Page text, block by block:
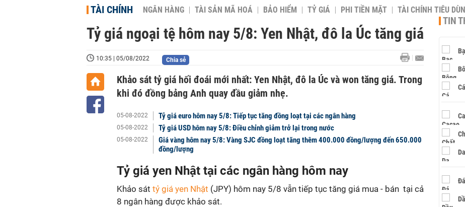
TÀI CHÍNH NGÂN HÀNG TÀI SẢN MÃ HOÁ BẢO HIỂM TỶ GIÁ PHI TIỀN MẶT TÀI CHÍNH TIÊU
Tỷ giá ngoại tệ hôm nay 5/8: Yen Nhật, đô la Úc tăng giá
10:35 | 05/08/2022 Chia sẻ
Khảo sát tỷ giá hối đoái mới nhất: Yen Nhật, đô la Úc và won tăng giá. Trong
khi đó đồng bảng Anh quay đầu giảm nhẹ.
05-08-2022 Tỷ giá euro hôm nay 5/8: Tiếp tục tăng đồng loạt tại các ngân hàng
05-08-2022 Tỷ giá USD hôm nay 5/8: Điều chỉnh giảm trở lại trong nước
05-08-2022
Giá vàng hôm nay 5/8: Vàng SJC đồng loạt tăng thêm 400.000 đồng/lượng đến 650.000
đồng/lượng
Tỷ giá yen Nhật tại các ngân hàng hôm nay
Khảo sát tỷ giá yen Nhật (JPY) hôm nay 5/8 vẫn tiếp tục tăng giá mua - bán tại cả
8 ngân hàng được khảo sát.
TIN